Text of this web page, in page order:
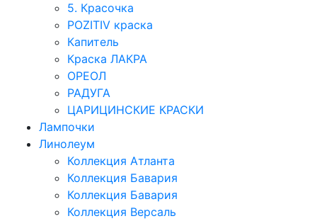
5. Красочка
POZITIV краска
Капитель
Краска ЛАКРА
ОРЕОЛ
РАДУГА
ЦАРИЦИНСКИЕ КРАСКИ
Лампочки
Линолеум
Коллекция Атланта
Коллекция Бавария
Коллекция Бавария
Коллекция Версаль